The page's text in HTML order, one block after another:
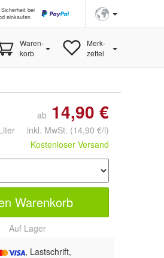
bei
einkaufen
Waren-
korb
Merk-
zettel
ab 14,90 €
inkl. MwSt. (14,90 €/l)
Kostenloser Versand
Warenkorb
Auf Lager
, Lastschrift,